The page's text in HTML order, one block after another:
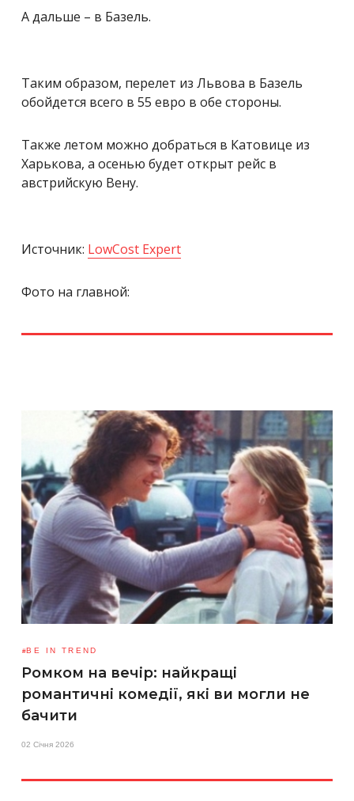
А дальше – в Базель.
Таким образом, перелет из Львова в Базель
обойдется всего в 55 евро в обе стороны.
Также летом можно добраться в Катовице из
Харькова, а осенью будет открыт рейс в
австрийскую Вену.
Источник: LowCost Expert
Фото на главной:
BE IN TREND
Ромком на вечір: найкращі
романтичні комедії, які ви могли не
бачити
02 Січня 2026